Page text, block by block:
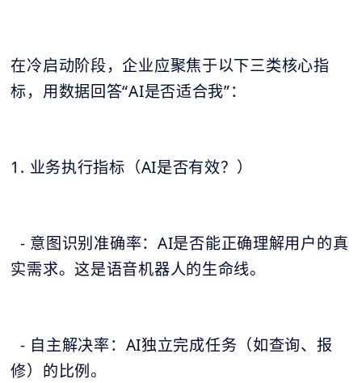
在冷启动阶段，企业应聚焦于以下三类核心指
标，用数据回答“AI是否适合我”：
1. 业务执行指标（AI是否有效？）
- 意图识别准确率：AI是否能正确理解用户的真
实需求。这是语音机器人的生命线。
- 自主解决率：AI独立完成任务（如查询、报
修）的比例。